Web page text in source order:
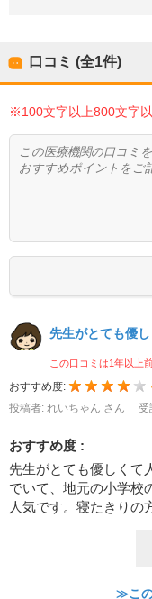
口コミ (全1件)
※100文字以上800文字
先生がとても優
この口コミは1年以上
おすすめ度:
投稿者: れいちゃん さん
受
おすすめ度 :
先生がとても優しくて
でいて、地元の小学校
人気です。寝たきりの
≫この